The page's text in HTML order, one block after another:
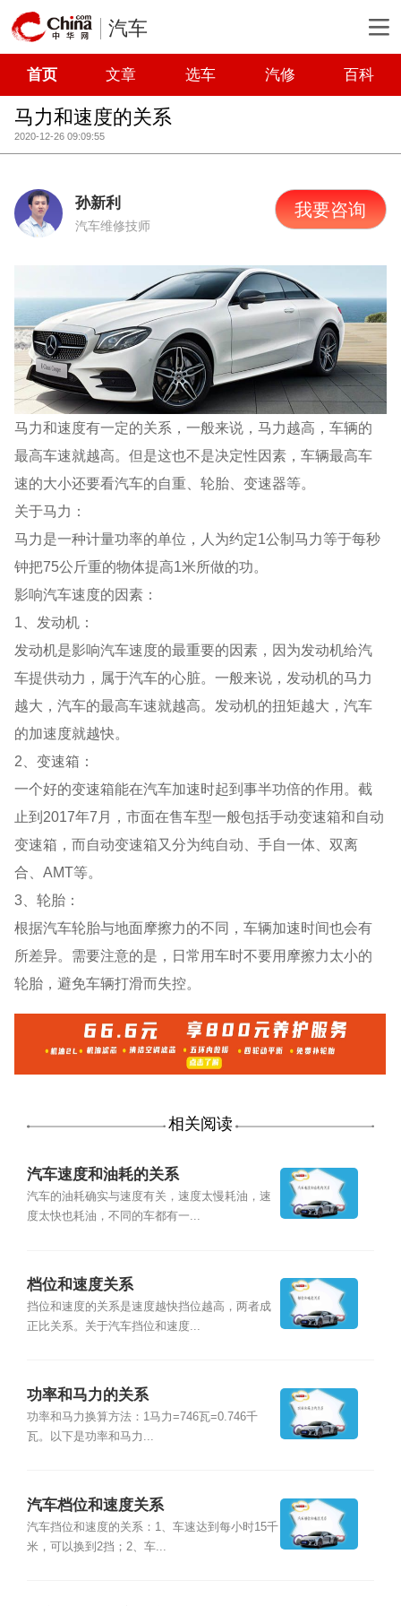
汽车
首页 文章 选车 汽修 百科
马力和速度的关系
2020-12-26 09:09:55
孙新利
汽车维修技师
我要咨询
马力和速度有一定的关系，一般来说，马力越高，车辆的
最高车速就越高。但是这也不是决定性因素，车辆最高车
速的大小还要看汽车的自重、轮胎、变速器等。
关于马力：
马力是一种计量功率的单位，人为约定1公制马力等于每秒
钟把75公斤重的物体提高1米所做的功。
影响汽车速度的因素：
1、发动机：
发动机是影响汽车速度的最重要的因素，因为发动机给汽
车提供动力，属于汽车的心脏。一般来说，发动机的马力
越大，汽车的最高车速就越高。发动机的扭矩越大，汽车
的加速度就越快。
2、变速箱：
一个好的变速箱能在汽车加速时起到事半功倍的作用。截
止到2017年7月，市面在售车型一般包括手动变速箱和自动
变速箱，而自动变速箱又分为纯自动、手自一体、双离
合、AMT等。
3、轮胎：
根据汽车轮胎与地面摩擦力的不同，车辆加速时间也会有
所差异。需要注意的是，日常用车时不要用摩擦力太小的
轮胎，避免车辆打滑而失控。
相关阅读
汽车速度和油耗的关系
汽车的油耗确实与速度有关，速度太慢耗油，速
度太快也耗油，不同的车都有一...
档位和速度关系
挡位和速度的关系是速度越快挡位越高，两者成
正比关系。关于汽车挡位和速度...
功率和马力的关系
功率和马力换算方法：1马力=746瓦=0.746千
瓦。以下是功率和马力...
汽车档位和速度关系
汽车挡位和速度的关系：1、车速达到每小时15千
米，可以换到2挡；2、车...